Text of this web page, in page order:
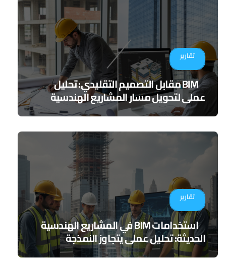
تقارير
BIM مقابل التصميم التقليدي: تحليل
عملي لتحويل مسار المشاريع الهندسية
تقارير
استخدامات BIM في المشاريع الهندسية
الحديثة: تحليل عملي يتجاوز النمذجة